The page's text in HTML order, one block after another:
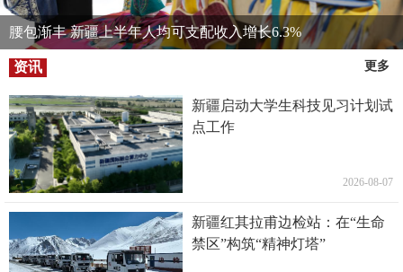
腰包渐丰 新疆上半年人均可支配收入增长6.3%
资讯 更多
新疆启动大学生科技见习计划试
点工作
2026-08-07
新疆红其拉甫边检站：在“生命
禁区”构筑“精神灯塔”